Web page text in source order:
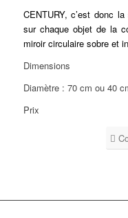
CENTURY, c’est donc
sur chaque objet de la
miroir circulaire sobre et
Dimensions
Diamètre : 70 cm ou 40
Prix